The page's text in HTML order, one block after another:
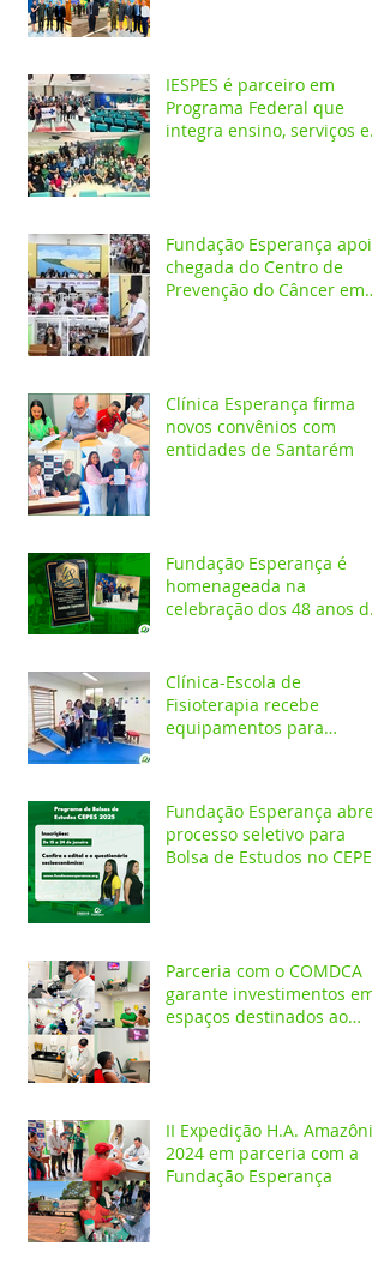
IESPES é parceiro em
Programa Federal que
integra ensino, serviços em
Fundação Esperança apoia
chegada do Centro de
Prevenção do Câncer em
Clínica Esperança firma
novos convênios com
entidades de Santarém
Fundação Esperança é
homenageada na
celebração dos 48 anos da
Clínica-Escola de
Fisioterapia recebe
equipamentos para
Fundação Esperança abre
processo seletivo para
Bolsa de Estudos no CEPES
Parceria com o COMDCA
garante investimentos em
espaços destinados ao
II Expedição H.A. Amazônia
2024 em parceria com a
Fundação Esperança